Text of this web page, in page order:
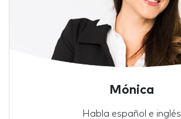
Mónica
Habla español e inglés